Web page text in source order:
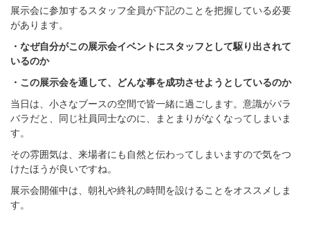
展示会に参加するスタッフ全員が下記のことを把握している必要
があります。
・なぜ自分がこの展示会イベントにスタッフとして駆り出されて
いるのか
・この展示会を通して、どんな事を成功させようとしているのか
当日は、小さなブースの空間で皆一緒に過ごします。 意識がバラ
バラだと、同じ社員同士なのに、まとまりがなくなってしまいま
す。
その雰囲気は、来場者にも自然と伝わってしまいますので気をつ
けたほうが良いですね。
展示会開催中は、朝礼や終礼の時間を設けることをオススメしま
す。